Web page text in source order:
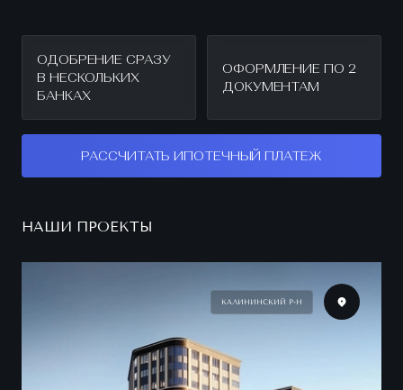
ОДОБРЕНИЕ СРАЗУ
В НЕСКОЛЬКИХ
БАНКАХ
ОФОРМЛЕНИЕ ПО 2
ДОКУМЕНТАМ
РАССЧИТАТЬ ИПОТЕЧНЫЙ ПЛАТЕЖ
НАШИ ПРОЕКТЫ
КАЛИНИНСКИЙ Р-Н